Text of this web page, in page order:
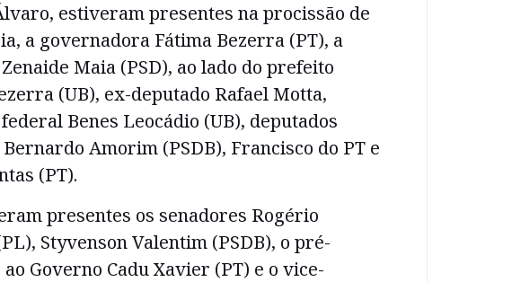
estiveram presentes na procissão de
a governadora Fátima Bezerra (PT), a
Maia (PSD), ao lado do prefeito
(UB), ex-deputado Rafael Motta,
Benes Leocádio (UB), deputados
Amorim (PSDB), Francisco do PT e
(PT).
presentes os senadores Rogério
Styvenson Valentim (PSDB), o pré-
Governo Cadu Xavier (PT) e o vice-